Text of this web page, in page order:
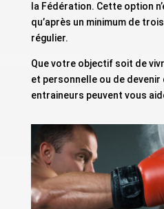
la Fédération. Cette option
qu’après un minimum de
régulier.
Que votre objectif soit de
et personnelle ou de devenir
entraineurs peuvent vous